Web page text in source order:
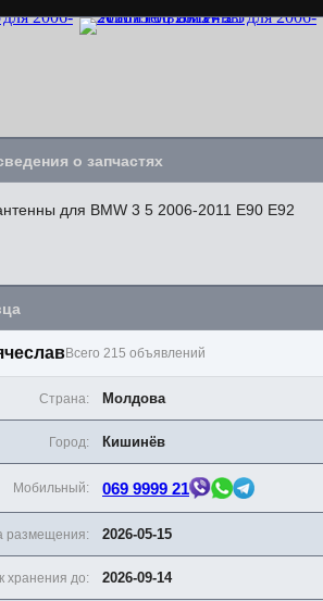
о запчастях
для BMW 3 5 2006-2011 E90 E92
Всего 215 объявлений
Страна: Молдова
размещения: 2026-05-15
Город: Кишинёв
хранения до: 2026-09-14
Мобильный: 069 9999 21